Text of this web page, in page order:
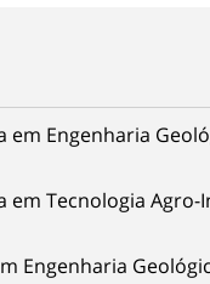
em Engenharia
em Tecnologia Agro-
Engenharia